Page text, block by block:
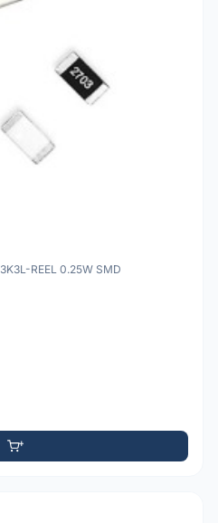
REEL 0.25W SMD